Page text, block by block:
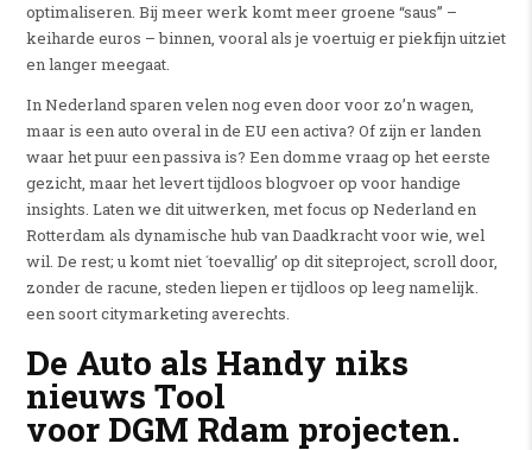
optimaliseren. Bij meer werk komt meer groene “saus” –
keiharde euros – binnen, vooral als je voertuig er piekfijn uitziet
en langer meegaat.
In Nederland sparen velen nog even door voor zo’n wagen,
maar is een auto overal in de EU een activa? Of zijn er landen
waar het puur een passiva is? Een domme vraag op het eerste
gezicht, maar het levert tijdloos blogvoer op voor handige
insights. Laten we dit uitwerken, met focus op Nederland en
Rotterdam als dynamische hub van Daadkracht voor wie, wel
wil. De rest; u komt niet ´toevallig’ op dit siteproject, scroll door,
zonder de racune, steden liepen er tijdloos op leeg namelijk.
een soort citymarketing averechts.
De Auto als Handy niks
nieuws Tool
voor DGM Rdam projecten.